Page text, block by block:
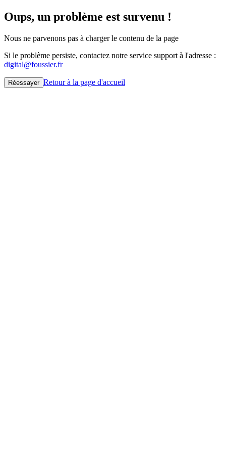
Oups, un problème est survenu !
Nous ne parvenons pas à charger le contenu de la page
Si le problème persiste, contactez notre service support à l'adresse :
digital@foussier.fr
Réessayer Retour à la page d'accueil